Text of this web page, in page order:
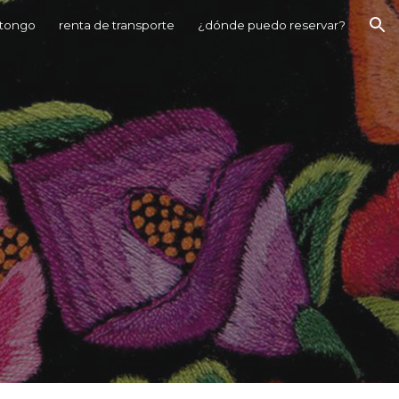
renta de transporte ¿dónde puedo reservar?